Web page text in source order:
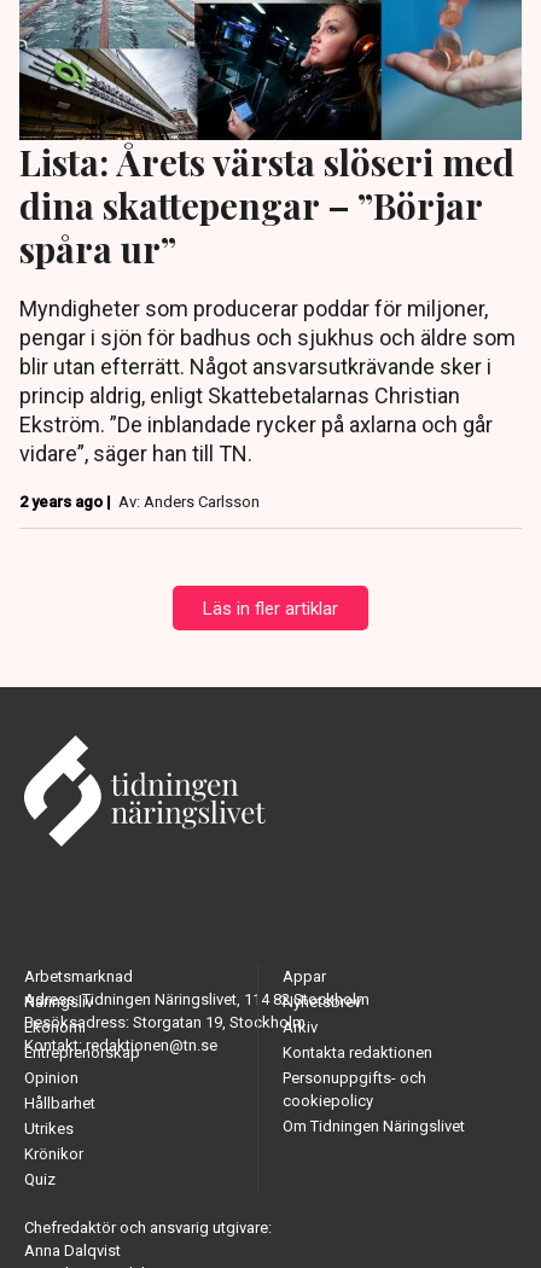
Lista: Årets värsta slöseri med
dina skattepengar – ”Börjar
spåra ur”
Myndigheter som producerar poddar för miljoner,
pengar i sjön för badhus och sjukhus och äldre som
blir utan efterrätt. Något ansvarsutkrävande sker i
princip aldrig, enligt Skattebetalarnas Christian
Ekström. ”De inblandade rycker på axlarna och går
vidare”, säger han till TN.
2 years ago | Av: Anders Carlsson
Läs in fler artiklar
Adress: Tidningen Näringslivet, 114 82 Stockholm
Besöksadress: Storgatan 19, Stockholm
Kontakt: redaktionen@tn.se
Arbetsmarknad
Näringsliv
Ekonomi
Entreprenörskap
Opinion
Hållbarhet
Utrikes
Krönikor
Quiz
Appar
Nyhetsbrev
Arkiv
Kontakta redaktionen
Personuppgifts- och
cookiepolicy
Om Tidningen Näringslivet
Chefredaktör och ansvarig utgivare:
Anna Dalqvist